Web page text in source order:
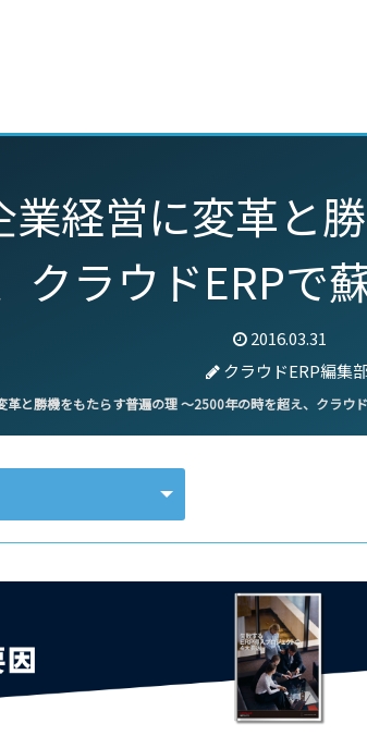
業経営に変革と
クラウドERPで
2016.03.31
クラウドERP編集
と勝機をもたらす普遍の理 〜2500年の時を超え、クラウ